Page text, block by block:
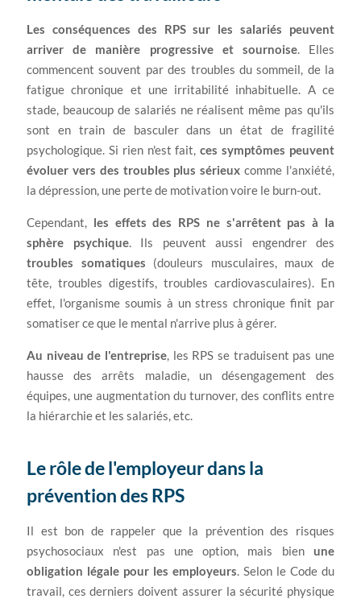
Les conséquences des RPS sur les salariés peuvent
arriver de manière progressive et sournoise. Elles
commencent souvent par des troubles du sommeil, de la
fatigue chronique et une irritabilité inhabituelle. A ce
stade, beaucoup de salariés ne réalisent même pas qu'ils
sont en train de basculer dans un état de fragilité
psychologique. Si rien n'est fait,ces symptômes peuvent
évoluer vers des troubles plus sérieux comme l'anxiété,
la dépression, une perte de motivation voire le burn-out.
Cependant, les effets des RPS ne s'arrêtent pas à la
sphère psychique. Ils peuvent aussi engendrer des
troubles somatiques (douleurs musculaires, maux de
tête, troubles digestifs, troubles cardiovasculaires). En
effet, l'organisme soumis à un stress chronique finit par
somatiser ce que le mental n'arrive plus à gérer.
Au niveau de l'entreprise, les RPS se traduisent pas une
hausse des arrêts maladie, un désengagement des
équipes, une augmentation du turnover, des conflits entre
la hiérarchie et les salariés, etc.
Le rôle de l'employeur dans la
prévention des RPS
Il est bon de rappeler que la prévention des risques
psychosociaux n'est pas une option, mais bien une
obligation légale pour les employeurs. Selon le Code du
travail, ces derniers doivent assurer la sécurité physique